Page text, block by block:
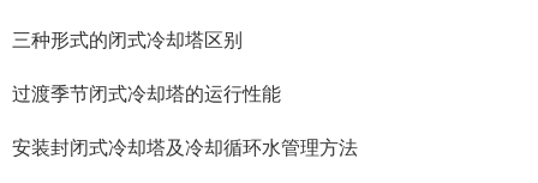
三种形式的闭式冷却塔区别
过渡季节闭式冷却塔的运行性能
安装封闭式冷却塔及冷却循环水管理方法